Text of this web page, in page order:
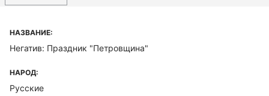
НАЗВАНИЕ:
Негатив: Праздник "Петровщина"
НАРОД:
Русские